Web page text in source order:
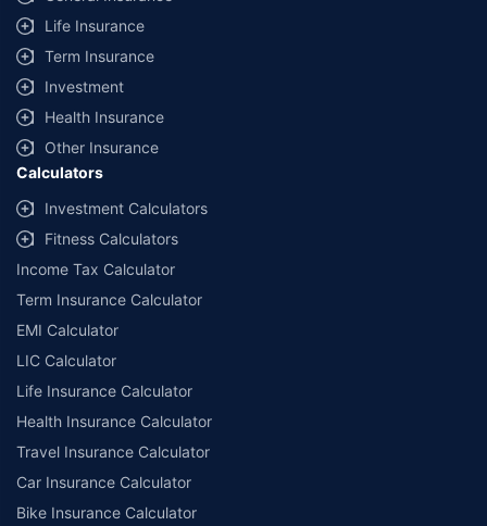
© Copyright 2008-2026
˜Policybazaar Promise reflects the guarantee offered by insurers. Price
assurance is based on certifications shared by insurers with us.
Life Insurance
Term Insurance
Investment
Health Insurance
Other Insurance
Calculators
Investment Calculators
Fitness Calculators
Income Tax Calculator
Term Insurance Calculator
EMI Calculator
LIC Calculator
Life Insurance Calculator
Health Insurance Calculator
Travel Insurance Calculator
Car Insurance Calculator
Bike Insurance Calculator